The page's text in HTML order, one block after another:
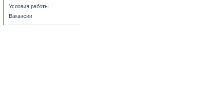
Условия работы
Вакансии